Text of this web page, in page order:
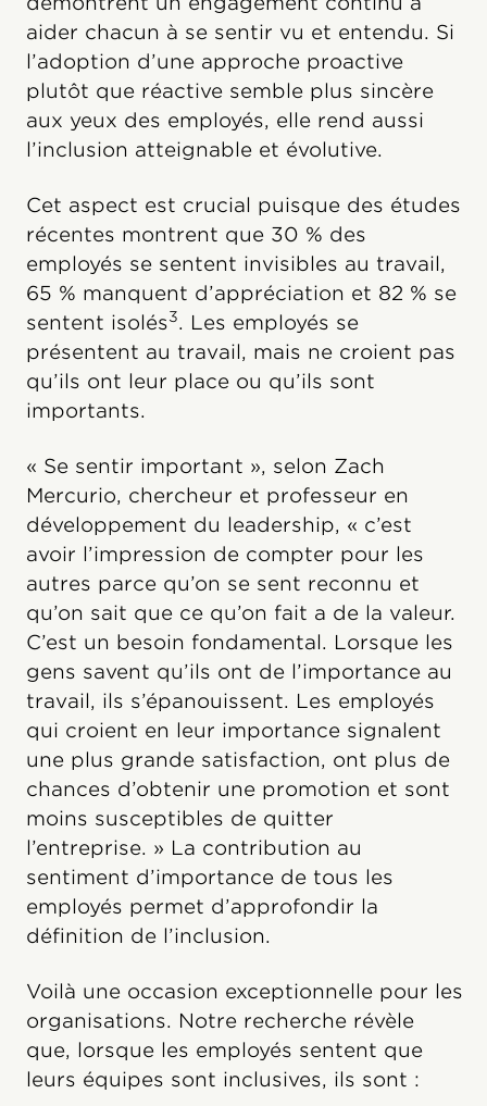
aider chacun à se sentir vu et entendu. Si
l’adoption d’une approche proactive
plutôt que réactive semble plus sincère
aux yeux des employés, elle rend aussi
l’inclusion atteignable et évolutive.
Cet aspect est crucial puisque des études
récentes montrent que 30 % des
employés se sentent invisibles au travail,
65 % manquent d’appréciation et 82 % se
sentent isolés3. Les employés se
présentent au travail, mais ne croient pas
qu’ils ont leur place ou qu’ils sont
importants.
« Se sentir important », selon Zach
Mercurio, chercheur et professeur en
développement du leadership, « c’est
avoir l’impression de compter pour les
autres parce qu’on se sent reconnu et
qu’on sait que ce qu’on fait a de la valeur.
C’est un besoin fondamental. Lorsque les
gens savent qu’ils ont de l’importance au
travail, ils s’épanouissent. Les employés
qui croient en leur importance signalent
une plus grande satisfaction, ont plus de
chances d’obtenir une promotion et sont
moins susceptibles de quitter
l’entreprise. » La contribution au
sentiment d’importance de tous les
employés permet d’approfondir la
définition de l’inclusion.
Voilà une occasion exceptionnelle pour les
organisations. Notre recherche révèle
que, lorsque les employés sentent que
leurs équipes sont inclusives, ils sont :